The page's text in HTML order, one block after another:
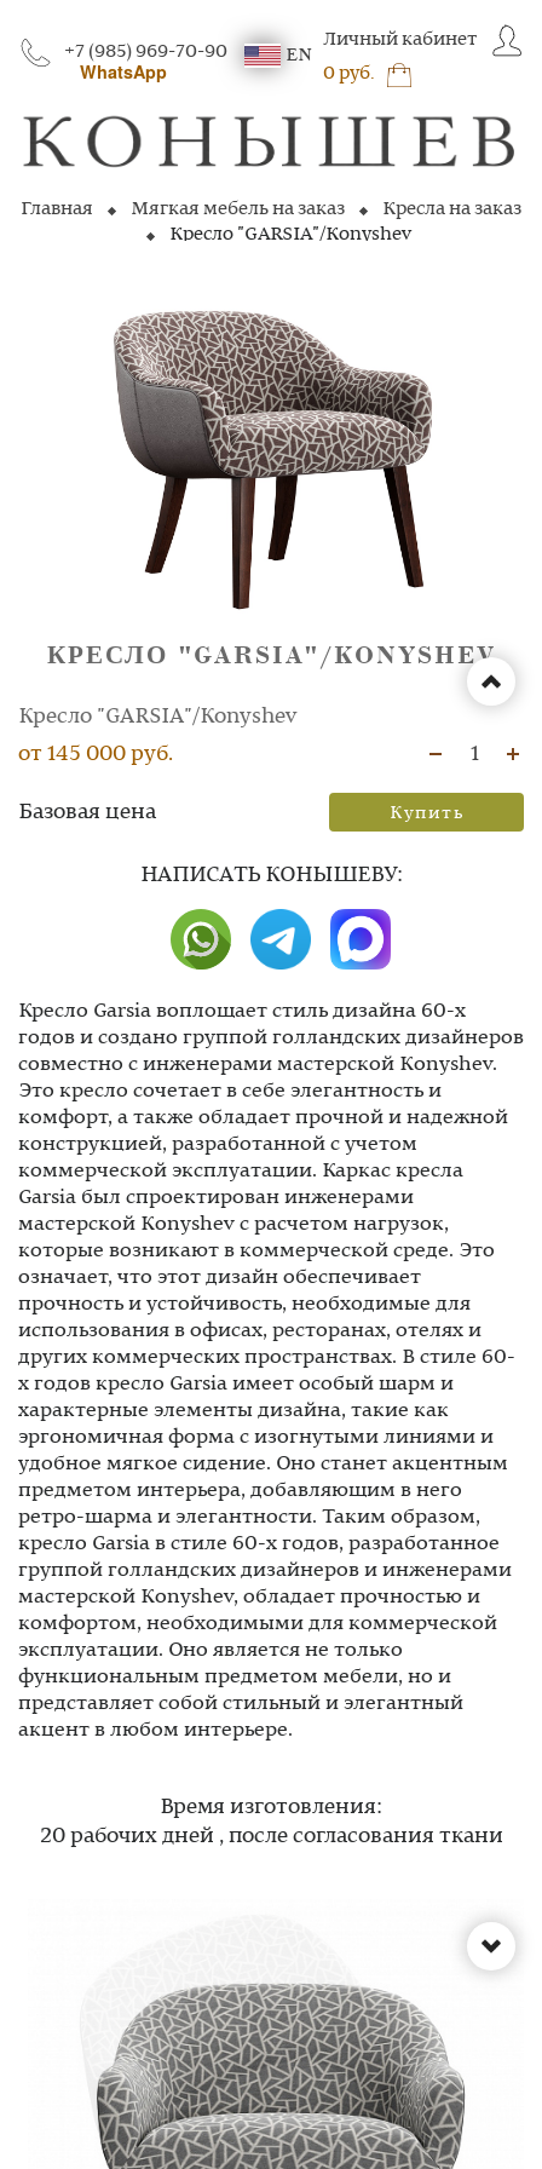
+7 (985) 969-70-90
WhatsApp
EN
Личный кабинет
0 руб.
Главная Мягкая мебель на заказ
Кресла на заказ
Кресло "GARSIA"/Konyshev
КРЕСЛО "GARSIA"/KONYSHEV
Кресло "GARSIA"/Konyshev
от 145 000 руб.
1
Базовая цена Купить
НAПИСАТЬ КОНЫШЕВУ:
Кресло Garsia воплощает стиль дизайна 60-х
годов и создано группой голландских дизайнеров
совместно с инженерами мастерской Konyshev.
Это кресло сочетает в себе элегантность и
комфорт, а также обладает прочной и надежной
конструкцией, разработанной с учетом
коммерческой эксплуатации. Каркас кресла
Garsia был спроектирован инженерами
мастерской Konyshev с расчетом нагрузок,
которые возникают в коммерческой среде. Это
означает, что этот дизайн обеспечивает
прочность и устойчивость, необходимые для
использования в офисах, ресторанах, отелях и
других коммерческих пространствах. В стиле 60-
х годов кресло Garsia имеет особый шарм и
характерные элементы дизайна, такие как
эргономичная форма с изогнутыми линиями и
удобное мягкое сидение. Оно станет акцентным
предметом интерьера, добавляющим в него
ретро-шарма и элегантности. Таким образом,
кресло Garsia в стиле 60-х годов, разработанное
группой голландских дизайнеров и инженерами
мастерской Konyshev, обладает прочностью и
комфортом, необходимыми для коммерческой
эксплуатации. Оно является не только
функциональным предметом мебели, но и
представляет собой стильный и элегантный
акцент в любом интерьере.
Время изготовления:
20 рабочих дней , после согласования ткани